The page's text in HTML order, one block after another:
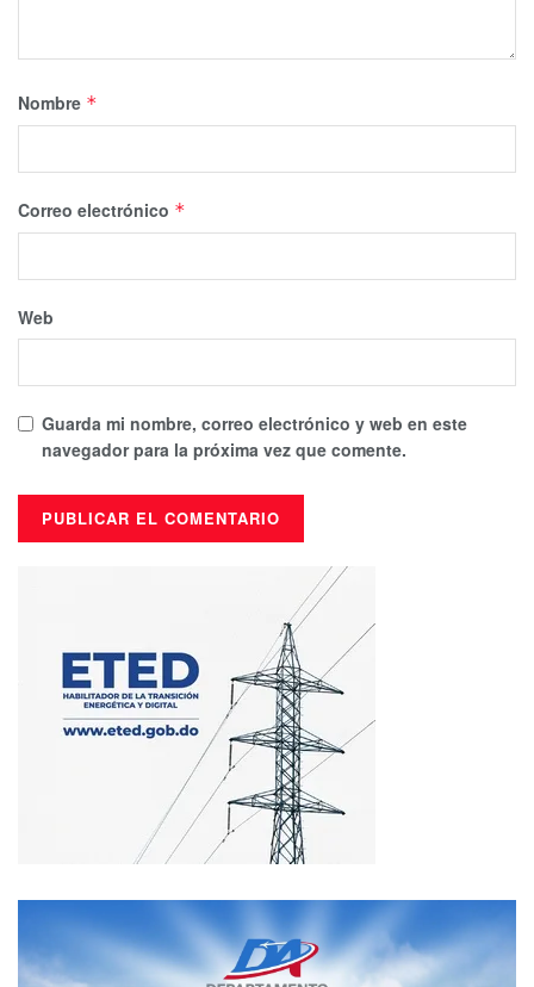
Nombre *
Correo electrónico *
Web
Guarda mi nombre, correo electrónico y web en este
navegador para la próxima vez que comente.